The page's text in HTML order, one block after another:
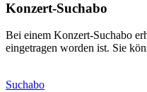
Konzert-Suchabo
Bei einem Konzert-Suchabo
eingetragen worden ist. Sie
Suchabo